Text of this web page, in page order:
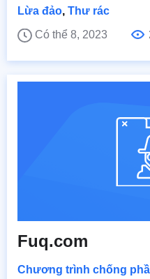
Lừa đảo, Thư rác
Có thể 8, 2023
Fuq.com
Chương trình chống